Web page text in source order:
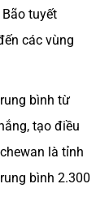
tuyết
các vùng
bình từ
tạo điều
là tỉnh
bình 2.300